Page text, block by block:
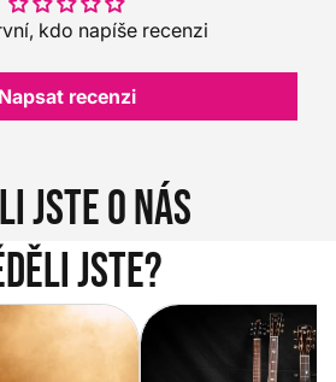
kdo napíše recenzi
Napsat recenzi
jste o nás
jste?
Music
Jak vybrat